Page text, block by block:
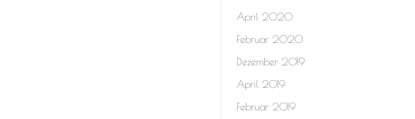
April 2020
Februar 2020
Dezember 2019
April 2019
Februar 2019